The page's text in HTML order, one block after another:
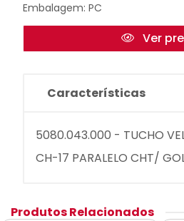
Embalagem: PC
Ver
Características
5080.043.000 - TUCHO
CH-17 PARALELO CHT/
Produtos Relacionados